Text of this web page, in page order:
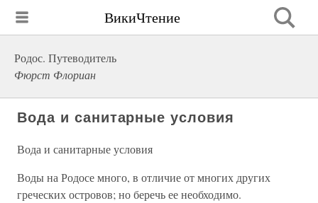
ВикиЧтение
Родос. Путеводитель
Фюрст Флориан
Вода и санитарные условия
Вода и санитарные условия
Воды на Родосе много, в отличие от многих других
греческих островов; но беречь ее необходимо.